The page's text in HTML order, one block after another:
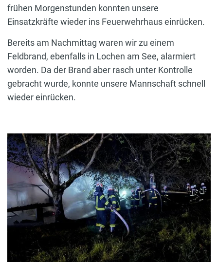
frühen Morgenstunden konnten unsere
Einsatzkräfte wieder ins Feuerwehrhaus einrücken.
Bereits am Nachmittag waren wir zu einem
Feldbrand, ebenfalls in Lochen am See, alarmiert
worden. Da der Brand aber rasch unter Kontrolle
gebracht wurde, konnte unsere Mannschaft schnell
wieder einrücken.